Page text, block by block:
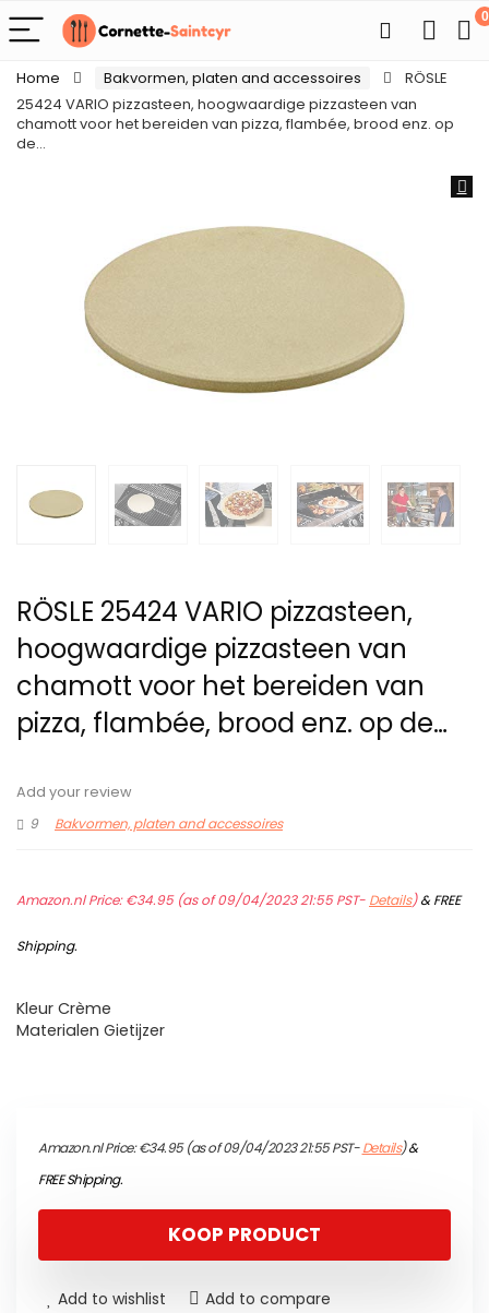
0
Home Bakvormen, platen and accessoires
RÖSLE
25424 VARIO pizzasteen, hoogwaardige pizzasteen van
chamott voor het bereiden van pizza, flambée, brood enz. op
de…
RÖSLE 25424 VARIO pizzasteen,
hoogwaardige pizzasteen van
chamott voor het bereiden van
pizza, flambée, brood enz. op de…
Add your review
9
Bakvormen, platen and accessoires
Amazon.nl Price:€34.95(as of 09/04/2023 21:55 PST- Details)&FREE
Shipping.
Kleur Crème
Materialen Gietijzer
Amazon.nl Price:€34.95(as of 09/04/2023 21:55 PST-Details)&
FREE Shipping.
KOOP PRODUCT
Add to wishlist Add to compare